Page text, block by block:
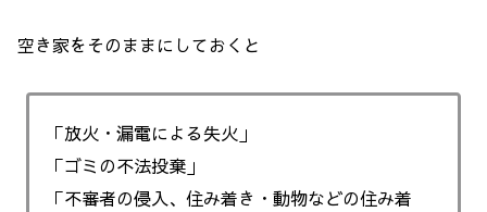
空き家をそのままにしておくと
「放火・漏電による失火」
「ゴミの不法投棄」
「不審者の侵入、住み着き・動物などの住み着